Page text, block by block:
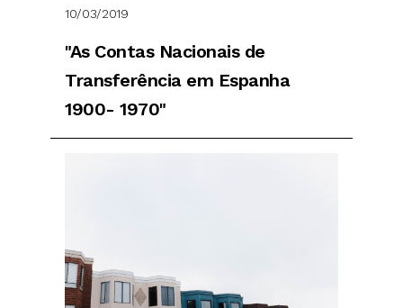
10/03/2019
"As Contas Nacionais de
Transferência em Espanha
1900- 1970"